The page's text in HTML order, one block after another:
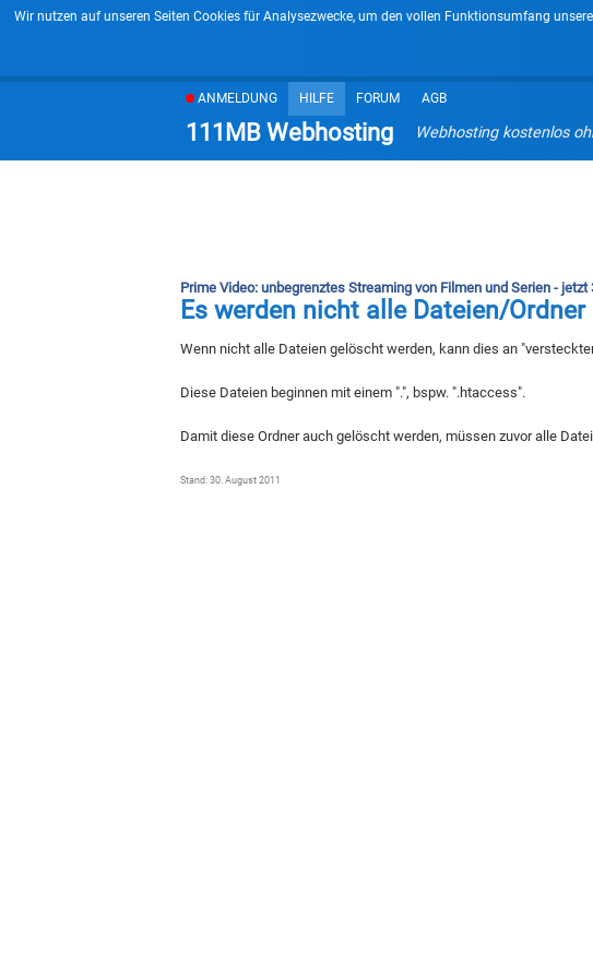
Wir nutzen auf unseren Seiten Cookies für Analysezwecke, um den vollen Funktionsumfang
ANMELDUNG HILFE FORUM AGB
111MB Webhosting Webhosting kostenlos
Prime Video: unbegrenztes Streaming von Filmen und Serien -
Es werden nicht alle Dateien/
Wenn nicht alle Dateien gelöscht werden, kann dies an
Diese Dateien beginnen mit einem ".", bspw. ".htaccess".
Damit diese Ordner auch gelöscht werden, müssen zuvor alle
Stand: 30. August 2011